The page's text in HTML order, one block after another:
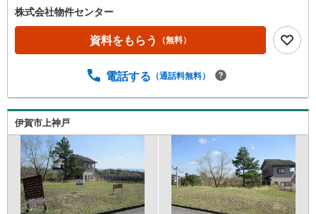
株式会社物件センター
資料をもらう （無料）
電話する （通話料無料）
伊賀市上神戸